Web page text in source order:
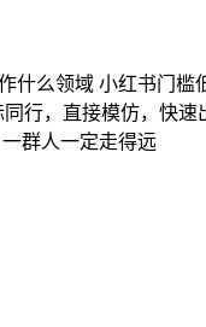
什么领域 小红书门
行，直接模仿，快
群人一定走得远